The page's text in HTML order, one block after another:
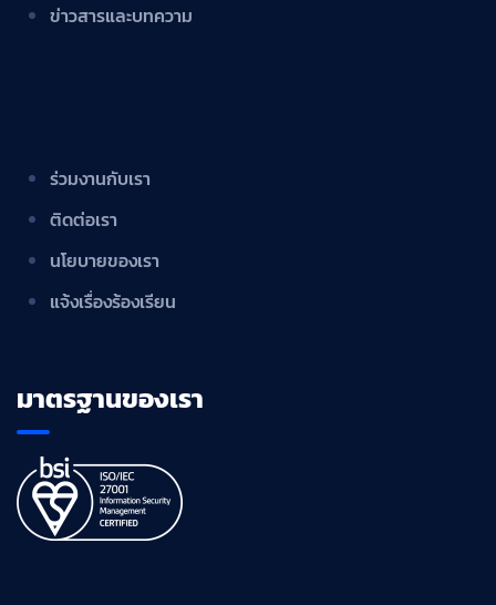
ข่าวสารและบทความ
ร่วมงานกับเรา
ติดต่อเรา
นโยบายของเรา
แจ้งเรื่องร้องเรียน
มาตรฐานของเรา